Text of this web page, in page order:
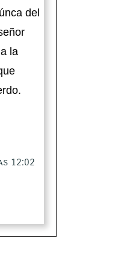
del
la
12:02